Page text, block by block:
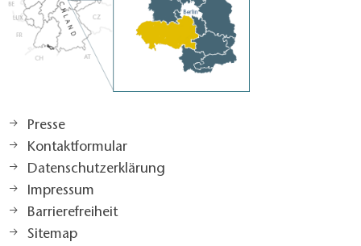
Presse
Kontaktformular
Datenschutzerklärung
Impressum
Barrierefreiheit
Sitemap